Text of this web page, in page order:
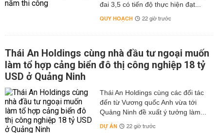
đai 3,5 có tiến độ thực hiện đạt...
QUY HOẠCH 22 giờ trước
Thái An Holdings cùng nhà đầu tư ngoại muốn
làm tổ hợp cảng biển đô thị công nghiệp 18 tỷ
USD ở Quảng Ninh
Thái An Holdings cùng các đối tác
đến từ Vương quốc Anh vừa tới
Quảng Ninh đề xuất ý tưởng làm...
DỰ ÁN 22 giờ trước